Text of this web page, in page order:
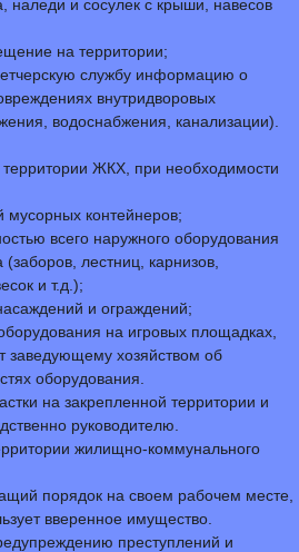
наледи и сосулек с крыши, навесов
на территории;
службу информацию о
внутридворовых
водоснабжения, канализации).
ЖКХ, при необходимости
мусорных контейнеров;
всего наружного оборудования
лестниц, карнизов,
и т.д.);
и ограждений;
на игровых площадках,
заведующему хозяйством об
оборудования.
на закрепленной территории и
руководителю.
жилищно-коммунального
порядок на своем рабочем месте,
вверенное имущество.
преступлений и